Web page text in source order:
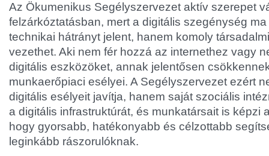
Az Ökumenikus Segélyszervezet aktív szerepet
felzárkóztatásban, mert a digitális szegénység
technikai hátrányt jelent, hanem komoly
vezethet. Aki nem fér hozzá az internethez vagy
digitális eszközöket, annak jelentősen
munkaerőpiaci esélyei. A Segélyszervezet ezért
digitális esélyeit javítja, hanem saját szociális
a digitális infrastruktúrát, és munkatársait is képzi
hogy gyorsabb, hatékonyabb és célzottabb
leginkább rászorulóknak.